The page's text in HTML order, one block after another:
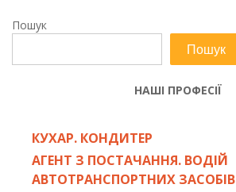
Пошук
Пошук
НАШІ ПРОФЕСІЇ
КУХАР. КОНДИТЕР
АГЕНТ З ПОСТАЧАННЯ. ВОДІЙ
АВТОТРАНСПОРТНИХ ЗАСОБІВ